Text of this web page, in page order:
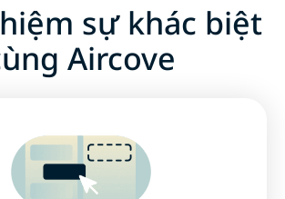
sự khác biệt
Aircove